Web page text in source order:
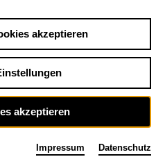
akzeptieren
akzeptieren
Impressum Datenschutz